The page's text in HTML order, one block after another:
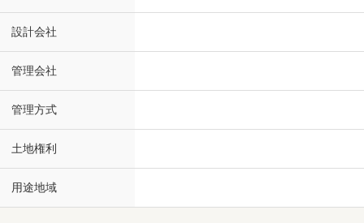
設計会社
管理会社
管理方式
土地権利
用途地域